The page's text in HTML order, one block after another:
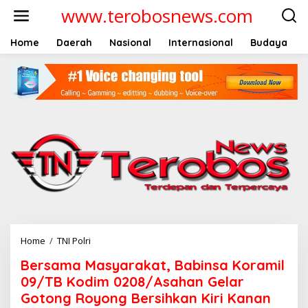
t
www.terobosnews.com
Home Daerah Nasional Internasional Budaya
Home / TNI Polri
r
s
a
m
Bersama Masyarakat, Babinsa Koramil
09/TB Kodim 0208/Asahan Gelar
Gotong Royong Bersihkan Kiri Kanan